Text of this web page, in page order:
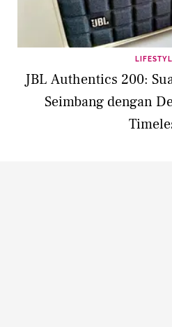
JBL Authentics 200:
Seimbang dengan